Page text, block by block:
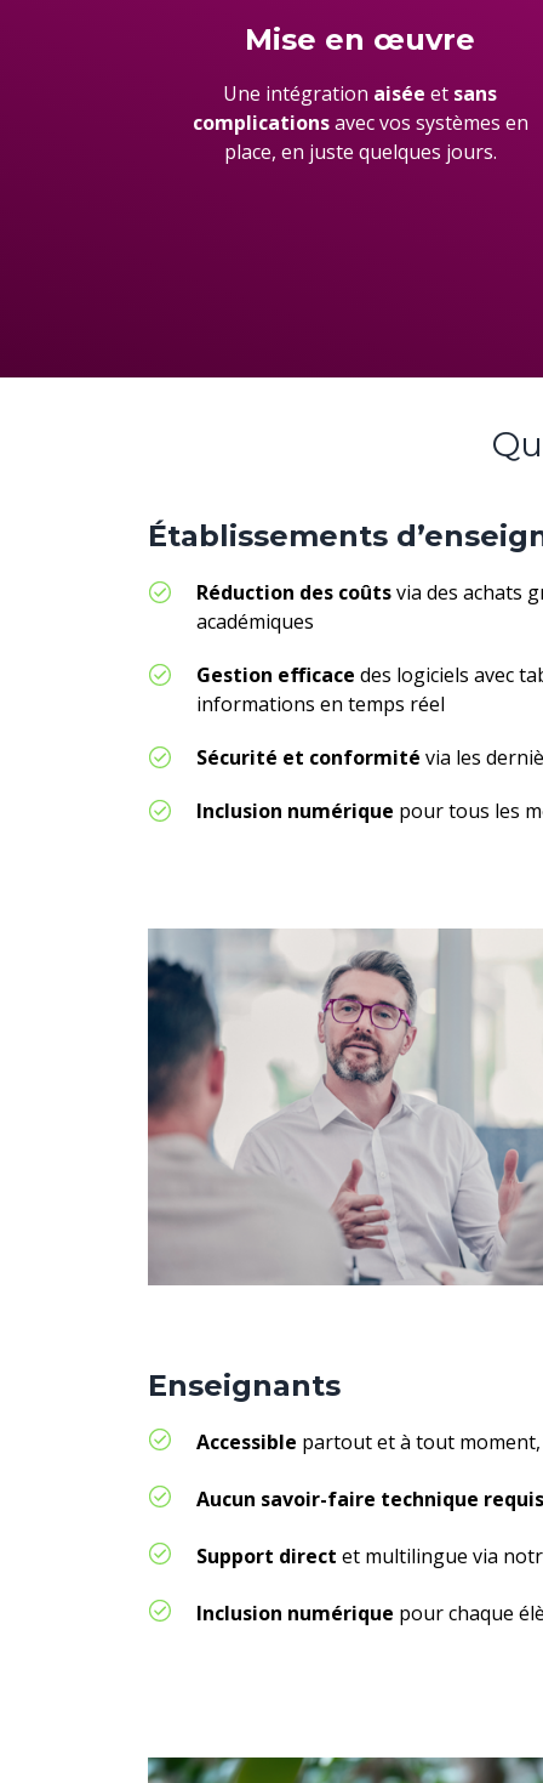
Mise en œuvre
Une intégration aisée et sans
complicationsavecvos systèmes en
place, en juste quelques jours.
Établissements
Réduction des coûtsvia des achats
académiques
Gestion efficace des logiciels avec
informations en temps réel
Sécurité et conformité via les
Inclusion numérique pour tous les
Enseignants
Accessible partout et à tout
Aucun savoir-faire technique requis
Support direct et multilingue via
Inclusion numérique pour chaque